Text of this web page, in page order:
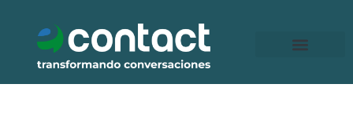
contenido